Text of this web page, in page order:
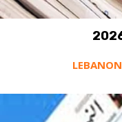
LEBANON